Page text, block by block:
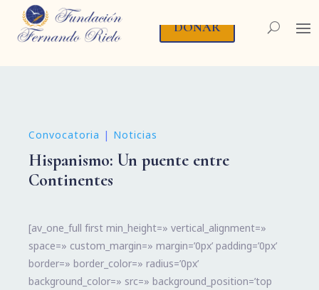
DONAR
Convocatoria | Noticias
Hispanismo: Un puente entre
Continentes
[av_one_full first min_height=» vertical_alignment=»
space=» custom_margin=» margin=’0px’ padding=’0px’
border=» border_color=» radius=’0px’
background_color=» src=» background_position=’top